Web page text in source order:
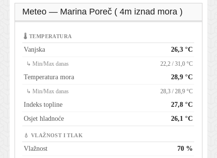
Meteo — Marina Poreč ( 4m iznad mora )
🌡 TEMPERATURA
Vanjska 26,3 °C
↳ Min/Max danas 22,2 / 31,0 °C
Temperatura mora 28,9 °C
↳ Min/Max danas 28,3 / 28,9 °C
Indeks topline
27,8 °C
Osjet hladnoće
26,1 °C
💧 VLAŽNOST I TLAK
Vlažnost
70 %